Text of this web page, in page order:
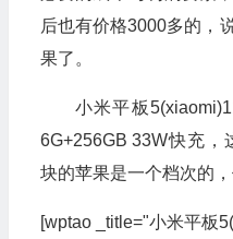
后也有价格3000多的，
果了。
小米平板
6G+256GB 33W快充
块的苹果是一个档次的
[wptao _title="小米平板